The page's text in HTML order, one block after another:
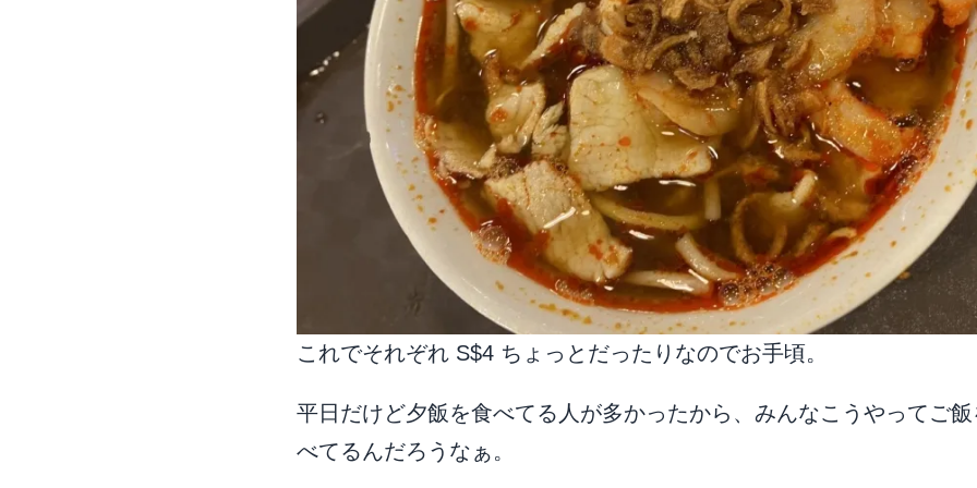
これでそれぞれ S$4 ちょっとだったりなのでお手頃。
平日だけど夕飯を食べてる人が多かったから、みんなこうやってご
べてるんだろうなぁ。